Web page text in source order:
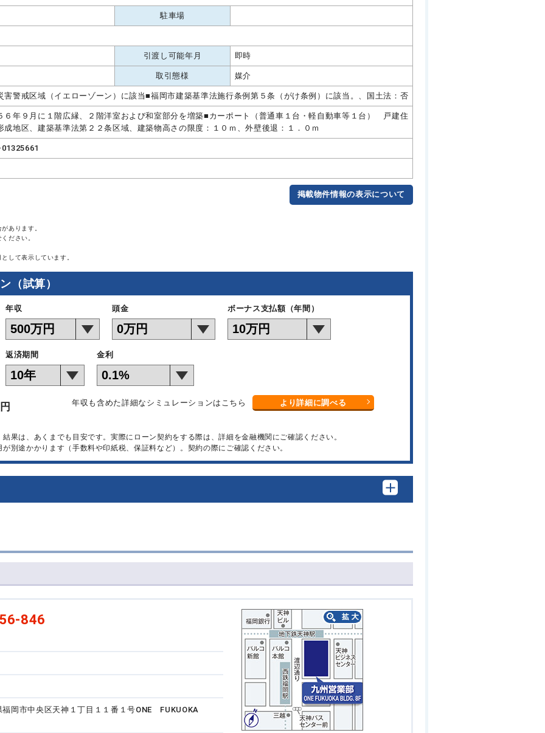
駐車場
引渡し可能年月 即時
取引態様 媒介
害警戒区域（イエローゾーン）に該当■福岡市建築基準法施行条例第５条（がけ条例）に該当。、国土法：否
６年９月に１階広縁、２階洋室および和室部分を増築■カーポート（普通車１台・軽自動車等１台） 戸建住
成地区、建築基準法第２２条区域、建築物高さの限度：１０ｍ、外壁後退：１．０ｍ
掲載物件情報の表示について
あります。
ださい。
して表示しています。
（試算）
年収 頭金 ボーナス支払額（年間）
返済期間 金利
年収も含めた詳細なシミュレーションはこちら より詳細に調べる
果は、あくまでも目安です。実際にローン契約をする際は、詳細を金融機関にご確認ください。
別途かかります（手数料や印紙税、保証料など）。契約の際にご確認ください。
846
岡市中央区天神１丁目１１番１号ONE FUKUOKA